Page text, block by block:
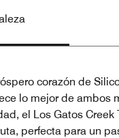
corazón de
lo mejor de ambos
el Los Gatos Creek
perfecta para un